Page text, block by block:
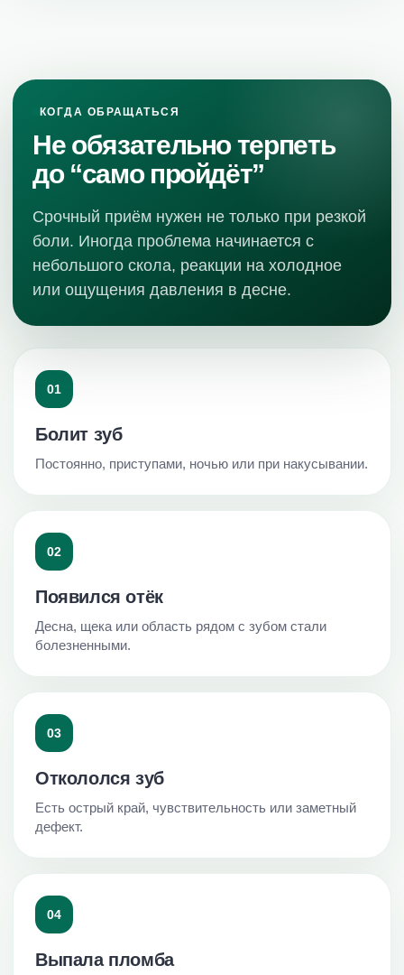
КОГДА ОБРАЩАТЬСЯ
Не обязательно терпеть
до “само пройдёт”
Срочный приём нужен не только при резкой
боли. Иногда проблема начинается с
небольшого скола, реакции на холодное
или ощущения давления в десне.
01
Болит зуб
Постоянно, приступами, ночью или при накусывании.
02
Появился отёк
Десна, щека или область рядом с зубом стали
болезненными.
03
Откололся зуб
Есть острый край, чувствительность или заметный
дефект.
04
Выпала пломба